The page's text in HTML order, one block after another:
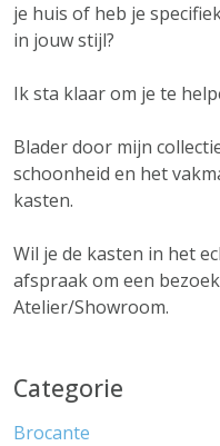
je huis of heb je
in jouw stijl?
Ik sta klaar om je te
Blader door mijn
schoonheid en het
kasten.
Wil je de kasten in het
afspraak om een
Atelier/Showroom.
Categorie
Brocante